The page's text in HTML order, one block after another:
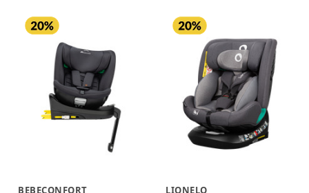
BEBECONFORT
LIONELO